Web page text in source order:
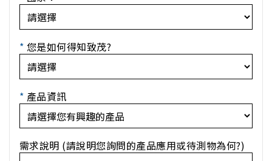
* 您是如何得知致茂?
* 產品資訊
需求說明 (請說明您詢問的產品應用或待測物為何?)